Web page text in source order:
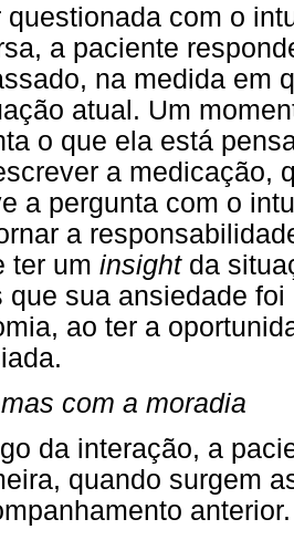
questionada com o
a paciente
na medida em
atual. Um
o que ela está
a medicação,
a pergunta com o
a
ter um insightda
que sua ansiedade
ao ter a
com a moradia
da interação, a
quando surgem
anterior.